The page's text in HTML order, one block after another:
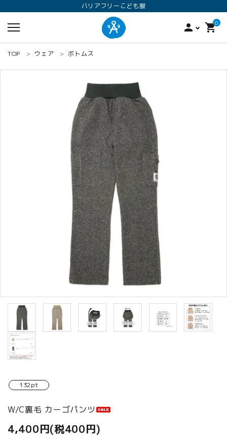
バリアフリーこども服
person 0
shopping_cart
search
オプション加工 160
ANGEL KIDS WEARのこだわり
商品カテゴリから選ぶ
ACCOUNT MENU
ようこそ ゲスト 様
meeting_room person
TOP ウェア ボトムス
132pt
W/C裏毛 カーゴパンツ
4,400円(税400円)